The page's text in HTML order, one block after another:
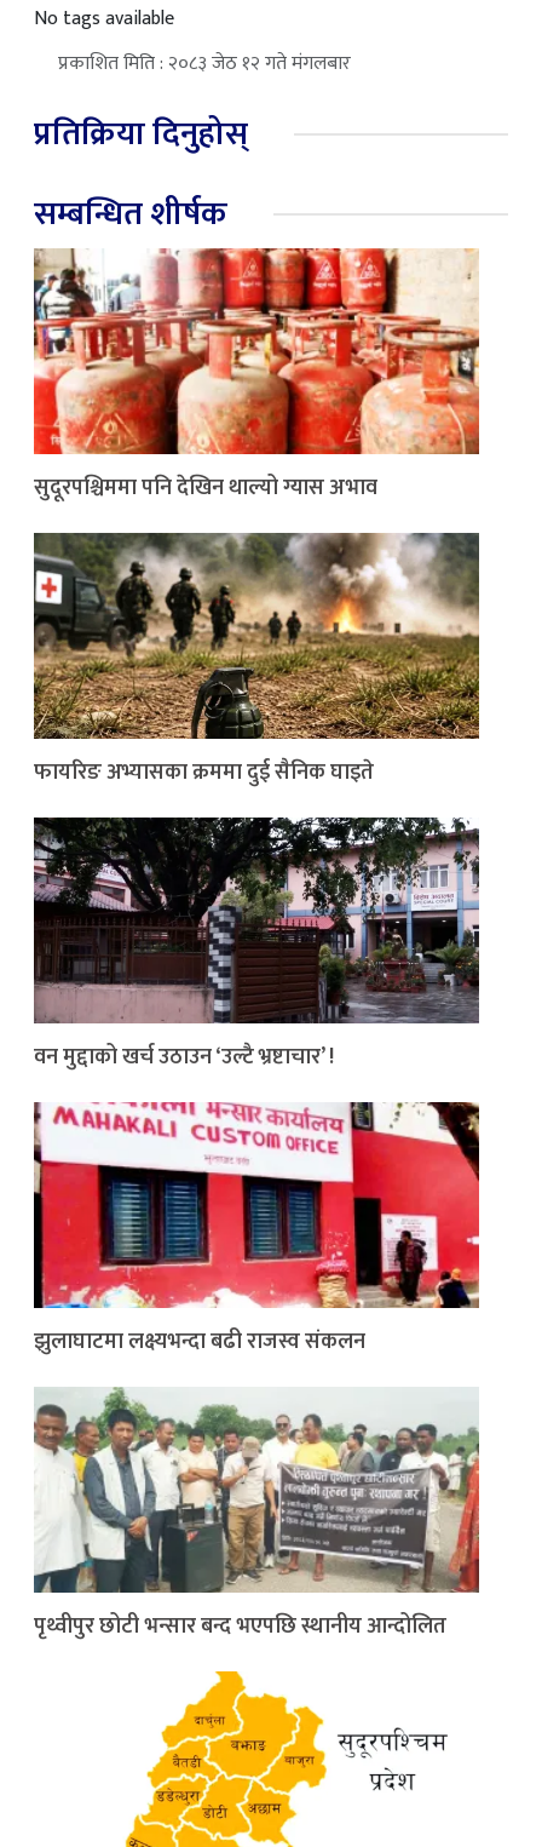
No tags available
प्रकाशित मिति : २०८३ जेठ १२ गते मंगलबार
प्रतिक्रिया दिनुहोस्
सम्बन्धित शीर्षक
सुदूरपश्चिममा पनि देखिन थाल्यो ग्यास अभाव
फायरिङ अभ्यासका क्रममा दुई सैनिक घाइते
वन मुद्दाको खर्च उठाउन ‘उल्टै भ्रष्टाचार’ !
झुलाघाटमा लक्ष्यभन्दा बढी राजस्व संकलन
पृथ्वीपुर छोटी भन्सार बन्द भएपछि स्थानीय आन्दोलित